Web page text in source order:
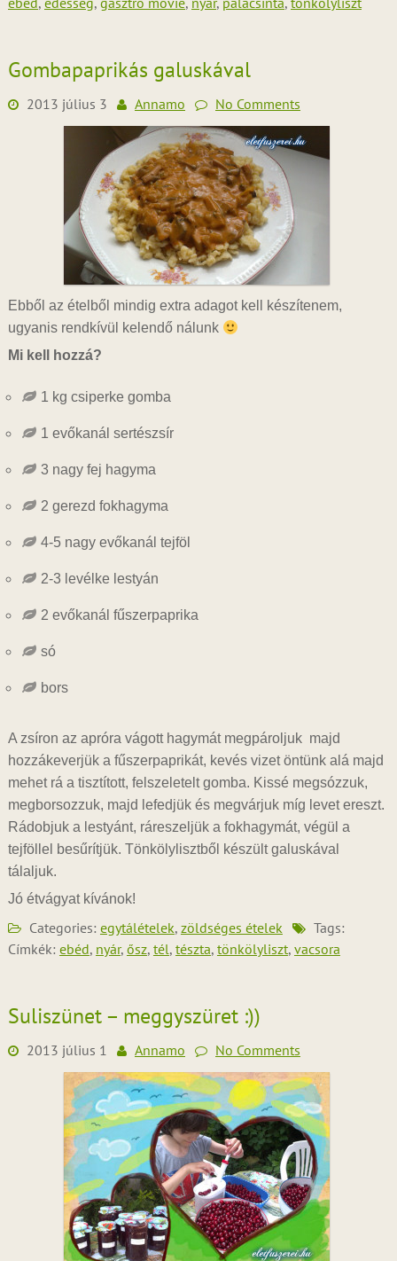
Gombapaprikás galuskával
2013 július 3 Annamo No Comments
Ebből az ételből mindig extra adagot kell készítenem,
ugyanis rendkívül kelendő nálunk
Mi kell hozzá?
1 kg csiperke gomba
1 evőkanál sertészsír
3 nagy fej hagyma
2 gerezd fokhagyma
4-5 nagy evőkanál tejföl
2-3 levélke lestyán
2 evőkanál fűszerpaprika
só
bors
A zsíron az apróra vágott hagymát megpároljuk majd
hozzákeverjük a fűszerpaprikát, kevés vizet öntünk alá majd
mehet rá a tisztított, felszeletelt gomba. Kissé megsózzuk,
megborsozzuk, majd lefedjük és megvárjuk míg levet ereszt.
Rádobjuk a lestyánt, ráreszeljük a fokhagymát, végül a
tejföllel besűrítjük. Tönkölylisztből készült galuskával
tálaljuk.
Jó étvágyat kívánok!
Categories: egytálételek, zöldséges ételek
Tags:
Címkék: ebéd, nyár, ősz, tél, tészta, tönkölyliszt, vacsora
Suliszünet – meggyszüret :))
2013 július 1 Annamo No Comments